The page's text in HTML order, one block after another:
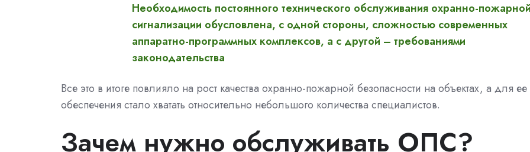
Необходимость постоянного технического обслуживания охранно-пожарной
сигнализации обусловлена, с одной стороны, сложностью современных
аппаратно-программных комплексов, а с другой – требованиями
законодательства
Все это в итоге повлияло на рост качества охранно-пожарной безопасности на объектах, а для ее
обеспечения стало хватать относительно небольшого количества специалистов.
Зачем нужно обслуживать ОПС?